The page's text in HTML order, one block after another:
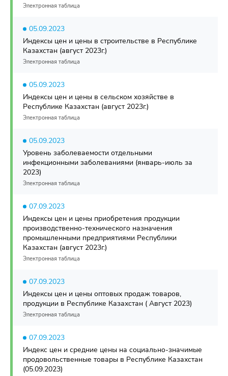
Электронная таблица
05.09.2023
Индексы цен и цены в строительстве в Республике
Казахстан (август 2023г.)
Электронная таблица
05.09.2023
Индексы цен и цены в сельском хозяйстве в
Республике Казахстан (август 2023г.)
Электронная таблица
05.09.2023
Уровень заболеваемости отдельными
инфекционными заболеваниями (январь-июль за
2023)
Электронная таблица
07.09.2023
Индексы цен и цены приобретения продукции
производственно-технического назначения
промышленными предприятиями Республики
Казахстан (август 2023г.)
Электронная таблица
07.09.2023
Индексы цен и цены оптовых продаж товаров,
продукции в Республике Казахстан ( Август 2023)
Электронная таблица
07.09.2023
Индекс цен и средние цены на социально-значимые
продовольственные товары в Республике Казахстан
(05.09.2023)